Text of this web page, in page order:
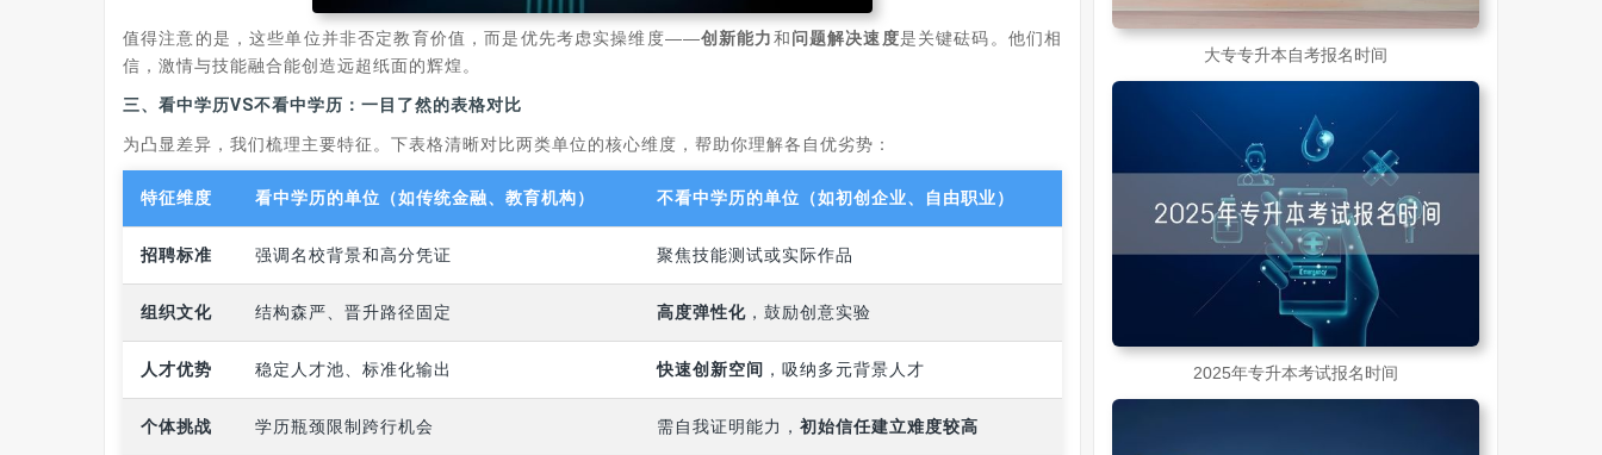
值得注意的是，这些单位并非否定教育价值，而是优先考虑实操维度——创新能力和问题解决速度是关键砝码。他们相
信，激情与技能融合能创造远超纸面的辉煌。
三、看中学历VS不看中学历：一目了然的表格对比
为凸显差异，我们梳理主要特征。下表格清晰对比两类单位的核心维度，帮助你理解各自优劣势：
特征维度 看中学历的单位（如传统金融、教育机构） 不看中学历的单位（如初创企业、自由职业）
招聘标准 强调名校背景和高分凭证 聚焦技能测试或实际作品
组织文化 结构森严、晋升路径固定 高度弹性化 ，鼓励创意实验
人才优势 稳定人才池、标准化输出 快速创新空间 ，吸纳多元背景人才
个体挑战 学历瓶颈限制跨行机会 需自我证明能力， 初始信任建立难度较高
大专专升本自考报名时间
2025年专升本考试报名时间